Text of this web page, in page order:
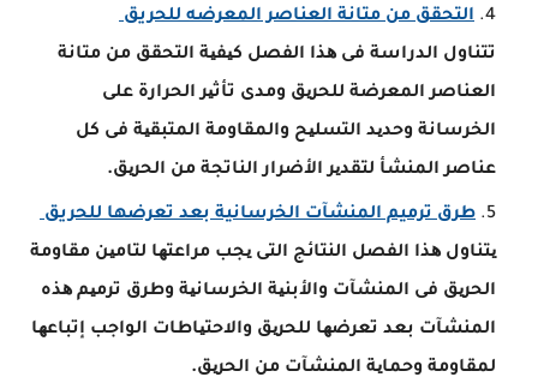
التحقق من متانة العناصر المعرضه للحريق
تتناول الدراسة فى ھذا الفصل كیفیة التحقق من متانة
العناصر المعرضة للحریق ومدى تأثیر الحرارة على
الخرسانة وحدید التسلیح والمقاومة المتبقیة فى كل
عناصر المنشأ لتقدیر الأضرار الناتجة من الحریق.
طرق ترميم المنشآت الخرسانية بعد تعرضها للحريق
یتناول ھذا الفصل النتائج التى یجب مراعتھا لتامین مقاومة
الحریق فى المنشآت والأبنیة الخرسانیة وطرق ترمیم ھذه
المنشآت بعد تعرضھا للحریق والاحتیاطات الواجب إتباعھا
لمقاومة وحمایة المنشآت من الحریق.